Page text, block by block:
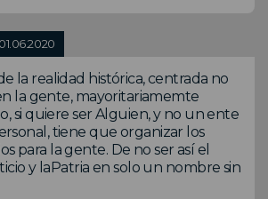
01.06.2020
la realidad histórica, centrada no
la gente, mayoritariamemte
si quiere ser Alguien, y no un ente
tiene que organizar los
para la gente. De no ser así el
y laPatria en solo un nombre sin